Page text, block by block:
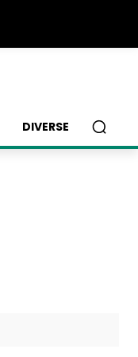
DIVERSE